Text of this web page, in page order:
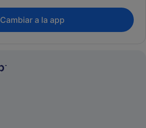
Cambiar a la app